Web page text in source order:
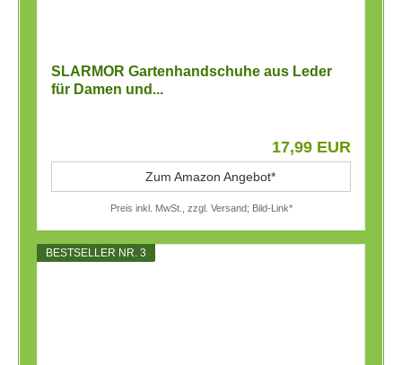
SLARMOR Gartenhandschuhe aus Leder
für Damen und...
17,99 EUR
Zum Amazon Angebot*
Preis inkl. MwSt., zzgl. Versand; Bild-Link*
BESTSELLER NR. 3